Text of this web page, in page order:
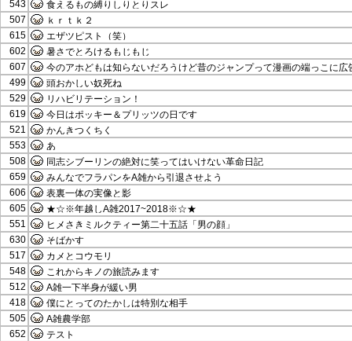
543
食えるもの縛りしりとりスレ
507
ｋｒｔｋ２
615
エザツピスト（笑）
602
暑さでとろけるもじもじ
607
今のアホどもは知らないだろうけど昔のジャンプって漫画の端っこに
499
頭おかしい奴死ね
529
リハビリテーション！
619
今日はポッキー＆プリッツの日です
521
かんきつくちく
553
あ
508
同志シブーリンの絶対に笑ってはいけない革命日記
659
みんなでフラパンをA雑から引退させよう
606
表裏一体の実像と影
605
★☆※年越しA雑2017~2018※☆★
551
ヒメさきミルクティー第二十五話「男の顔」
630
そばかす
517
カメとコウモリ
548
これからキノの旅読みます
512
A雑一下半身が緩い男
418
僕にとってのたかしは特別な相手
505
A雑農学部
652
テスト